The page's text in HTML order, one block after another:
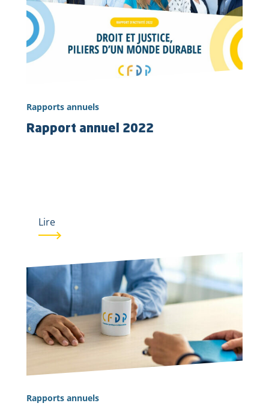
Rapports annuels
Rapport annuel 2022
Lire
Rapports annuels